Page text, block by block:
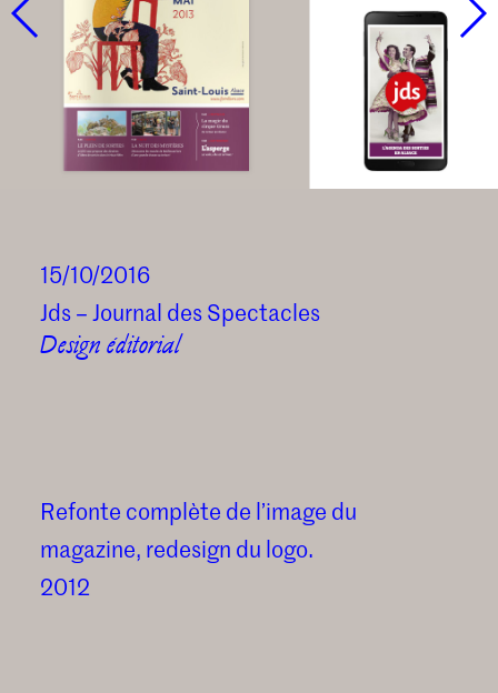
15/10/2016
Jds – Journal des Spectacles
Design éditorial
Refonte complète de l’image du
magazine, redesign du logo.
2012